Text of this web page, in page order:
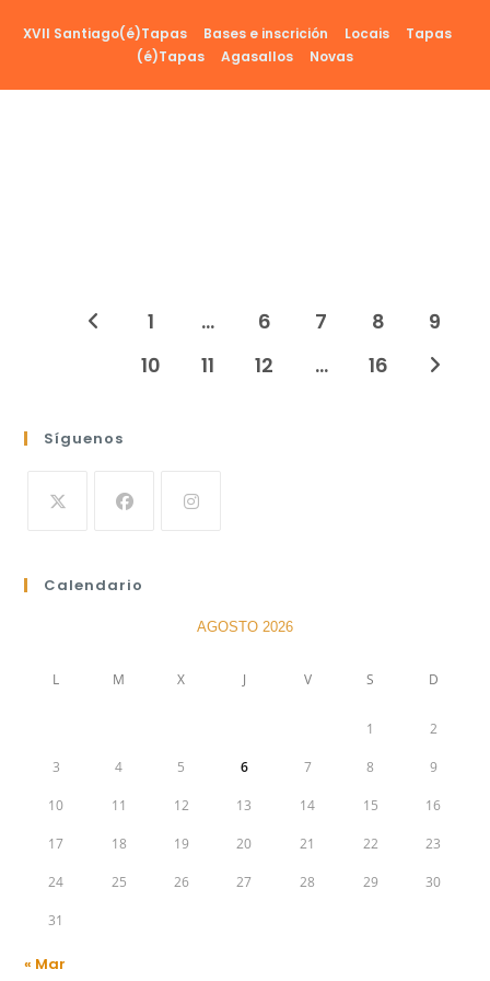
XVII Santiago(é)Tapas Bases e inscrición Locais
Tapas
(é)Tapas
Agasallos Novas
Ir a la página anterior
1 … 6 7 8
9
10
11 12 … 16 Ir a la
Síguenos
Calendario
AGOSTO 2026
L M X J V S D
1 2
3 4 5 6 7 8 9
10 11 12 13 14 15 16
17 18 19 20 21 22 23
24 25 26 27 28 29 30
31
« Mar